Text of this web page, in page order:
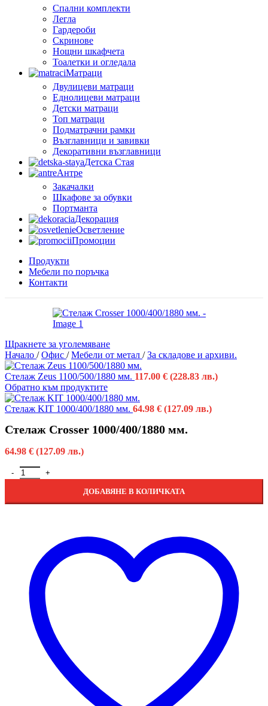
Спални комплекти
Легла
Гардероби
Скринове
Нощни шкафчета
Тоалетки и огледала
Матраци
Двулицеви матраци
Еднолицеви матраци
Детски матраци
Топ матраци
Подматрачни рамки
Възглавници и завивки
Декоративни възглавници
Детска Стая
Антре
Закачалки
Шкафове за обувки
Портманта
Декорация
Осветление
Промоции
Продукти
Мебели по поръчка
Контакти
Щракнете за уголемяване
Начало / Офис / Мебели от метал / За складове и архиви.
Стелаж Zeus 1100/500/1880 мм. 117.00 € (228.83 лв.)
Обратно към продуктите
Стелаж KIT 1000/400/1880 мм. 64.98 € (127.09 лв.)
Стелаж Crosser 1000/400/1880 мм.
64.98 € (127.09 лв.)
ДОБАВЯНЕ В КОЛИЧКАТА